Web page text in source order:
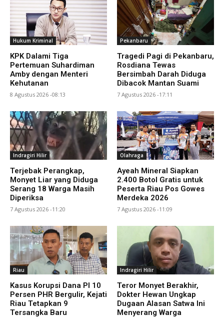
Hukum Kriminal
KPK Dalami Tiga
Pertemuan Suhardiman
Amby dengan Menteri
Kehutanan
8 Agustus 2026 -08:13
Pekanbaru
Tragedi Pagi di Pekanbaru,
Rosdiana Tewas
Bersimbah Darah Diduga
Dibacok Mantan Suami
7 Agustus 2026 -17:11
Indragiri Hilir
Terjebak Perangkap,
Monyet Liar yang Diduga
Serang 18 Warga Masih
Diperiksa
7 Agustus 2026 -11:20
Olahraga
Ayeah Mineral Siapkan
2.400 Botol Gratis untuk
Peserta Riau Pos Gowes
Merdeka 2026
7 Agustus 2026 -11:09
Riau
Kasus Korupsi Dana PI 10
Persen PHR Bergulir, Kejati
Riau Tetapkan 9
Tersangka Baru
Indragiri Hilir
Teror Monyet Berakhir,
Dokter Hewan Ungkap
Dugaan Alasan Satwa Ini
Menyerang Warga